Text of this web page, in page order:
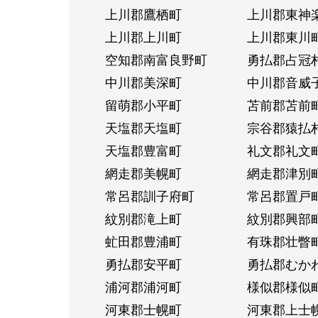
上川郡鷹栖町
上川郡東神
上川郡上川町
上川郡東川
空知郡南富良野町
勇払郡占冠
中川郡美深町
中川郡音威
留萌郡小平町
苫前郡苫前
天塩郡天塩町
宗谷郡猿払
天塩郡豊富町
礼文郡礼文
網走郡美幌町
網走郡津別
常呂郡訓子府町
常呂郡置戸
紋別郡滝上町
紋別郡興部
虻田郡豊浦町
有珠郡壮瞥
勇払郡安平町
勇払郡むか
浦河郡浦河町
様似郡様似
河東郡士幌町
河東郡上士